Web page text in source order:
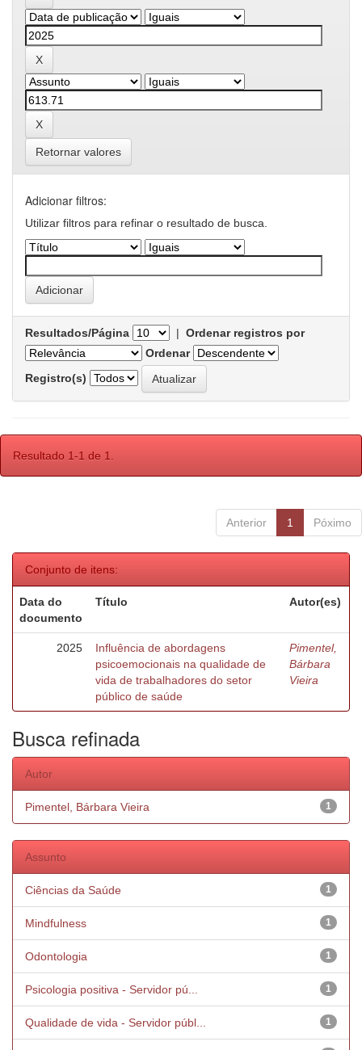
Retornar valores
Adicionar filtros:
Utilizar filtros para refinar o resultado de busca.
Resultados/Página | Ordenar registros por
Ordenar
Registro(s)
Resultado 1-1 de 1.
Anterior 1 Póximo
Conjunto de itens:
Data do
documento
Título Autor(es)
2025
Influência de abordagens
psicoemocionais na qualidade de
vida de trabalhadores do setor
público de saúde
Pimentel,
Bárbara
Vieira
Busca refinada
Autor
1
Pimentel, Bárbara Vieira
Assunto
1
Ciências da Saúde
1
Mindfulness
1
Odontologia
1
Psicologia positiva - Servidor pú...
1
Qualidade de vida - Servidor públ...